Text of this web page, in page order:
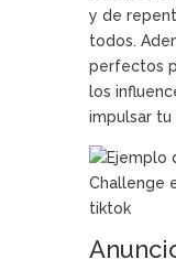
y de
todos.
perfectos
los
impulsar tu